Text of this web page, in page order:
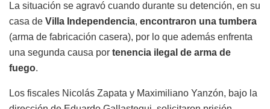
La situación se agravó cuando durante su detención, en su
casa de Villa Independencia, encontraron una tumbera
(arma de fabricación casera), por lo que además enfrenta
una segunda causa por tenencia ilegal de arma de
fuego.
Los fiscales Nicolás Zapata y Maximiliano Yanzón, bajo la